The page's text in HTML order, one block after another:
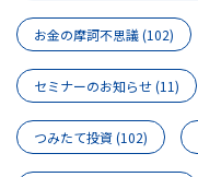
お金の摩訶不思議(102)
セミナーのお知らせ(11)
つみたて投資(102)